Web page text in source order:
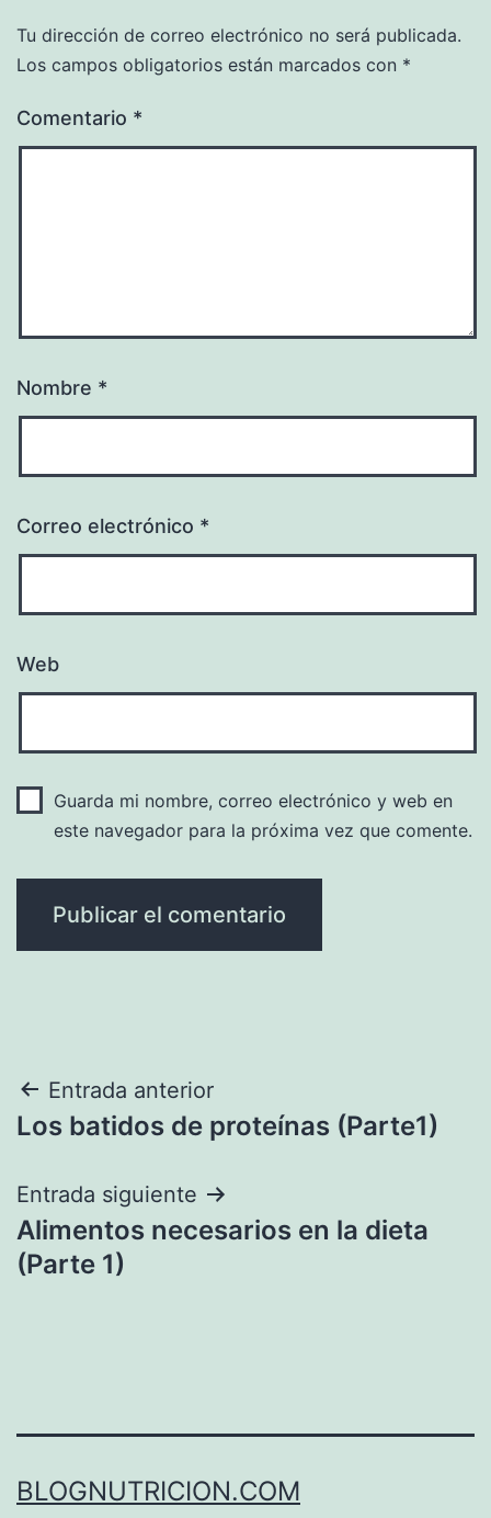
Tu dirección de correo electrónico no será publicada.
Los campos obligatorios están marcados con *
Comentario *
Nombre *
Correo electrónico *
Web
Guarda mi nombre, correo electrónico y web en
este navegador para la próxima vez que comente.
Navegación
de
entradas
Entrada anterior
Los batidos de proteínas (Parte1)
Entrada siguiente
Alimentos necesarios en la dieta
(Parte 1)
BLOGNUTRICION.COM